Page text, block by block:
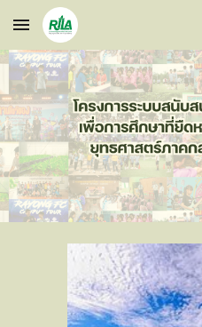
Skip to main content